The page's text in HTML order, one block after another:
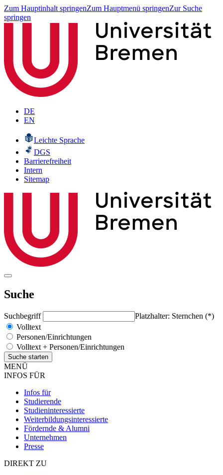
Zum Hauptinhalt springenZum Hauptmenü springenZur Suche
springen
DE
EN
Leichte Sprache
DGS
Barrierefreiheit
Intern
Sitemap
Suche
Suchbegriff
Platzhalter: Sternchen (*)
Volltext
Personen/Einrichtungen
Volltext + Personen/Einrichtungen
MENÜ
INFOS FÜR
Infos für
Studierende
Studieninteressierte
Weiterbildungsinteressierte
Fördernde & Alumni
Unternehmen
Presse
DIREKT ZU